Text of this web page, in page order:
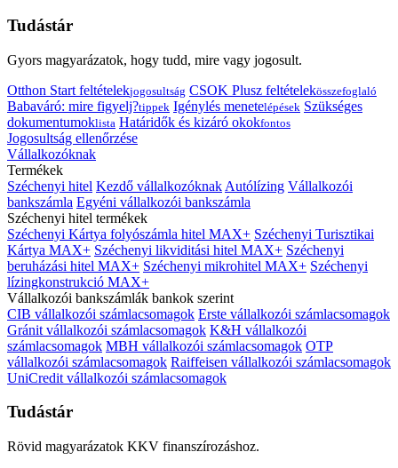
Tudástár
Gyors magyarázatok, hogy tudd, mire vagy jogosult.
Otthon Start feltételekjogosultság CSOK Plusz feltételekösszefoglaló
Babaváró: mire figyelj?tippek Igénylés menetelépések Szükséges
dokumentumoklista Határidők és kizáró okokfontos
Jogosultság ellenőrzése
Vállalkozóknak
Termékek
Széchenyi hitel Kezdő vállalkozóknak Autólízing Vállalkozói
bankszámla Egyéni vállalkozói bankszámla
Széchenyi hitel termékek
Széchenyi Kártya folyószámla hitel MAX+ Széchenyi Turisztikai
Kártya MAX+ Széchenyi likviditási hitel MAX+ Széchenyi
beruházási hitel MAX+ Széchenyi mikrohitel MAX+ Széchenyi
lízingkonstrukció MAX+
Vállalkozói bankszámlák bankok szerint
CIB vállalkozói számlacsomagok Erste vállalkozói számlacsomagok
Gránit vállalkozói számlacsomagok K&H vállalkozói
számlacsomagok MBH vállalkozói számlacsomagok OTP
vállalkozói számlacsomagok Raiffeisen vállalkozói számlacsomagok
UniCredit vállalkozói számlacsomagok
Tudástár
Rövid magyarázatok KKV finanszírozáshoz.